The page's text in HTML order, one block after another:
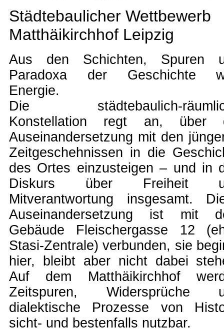
Städtebaulicher Wettbewerb
Matthäikirchhof Leipzig
Aus den Schichten, Spuren
Paradoxa der Geschichte
Energie.
Die städtebaulich-
Konstellation regt an, über
Auseinandersetzung mit den
Zeitgeschehnissen in die
des Ortes einzusteigen – und in
Diskurs über Freiheit
Mitverantwortung insgesamt.
Auseinandersetzung ist mit
Gebäude Fleischergasse 12
Stasi-Zentrale) verbunden, sie
hier, bleibt aber nicht dabei
Auf dem Matthäikirchhof
Zeitspuren, Widersprüche
dialektische Prozesse von
sicht- und bestenfalls nutzbar.